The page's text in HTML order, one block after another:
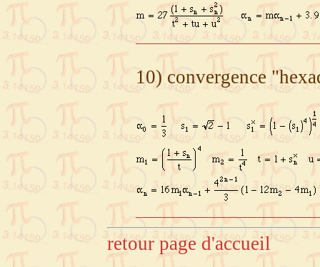
10) convergence
retour page d'accueil